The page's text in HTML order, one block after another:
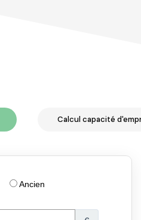
Calcul capacité